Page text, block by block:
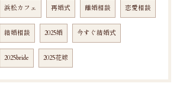
浜松カフェ 再婚式 離婚相談 恋愛相談
結婚相談 2025婚 今すぐ結婚式
2025bride 2025花嫁